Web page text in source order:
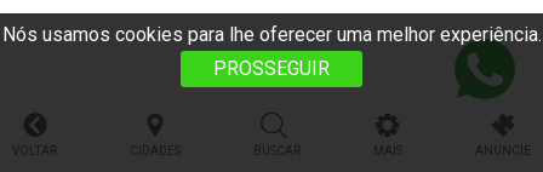
Nós usamos cookies para lhe oferecer uma melhor experiência.
PROSSEGUIR
VOLTAR CIDADES BUSCAR MAIS ANUNCIE